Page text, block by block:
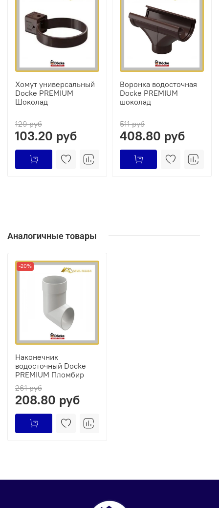
Хомут универсальный
Docke PREMIUM
Шоколад
129 руб
103.20 руб
Воронка водосточная
Docke PREMIUM
шоколад
511 руб
408.80 руб
Аналогичные товары
-20%
Наконечник
водосточный Docke
PREMIUM Пломбир
261 руб
208.80 руб